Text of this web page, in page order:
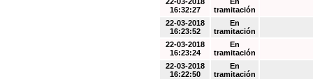
16:32:27
tramitación
22-03-2018
16:23:52
En
tramitación
22-03-2018
16:23:24
En
tramitación
22-03-2018
16:22:50
En
tramitación